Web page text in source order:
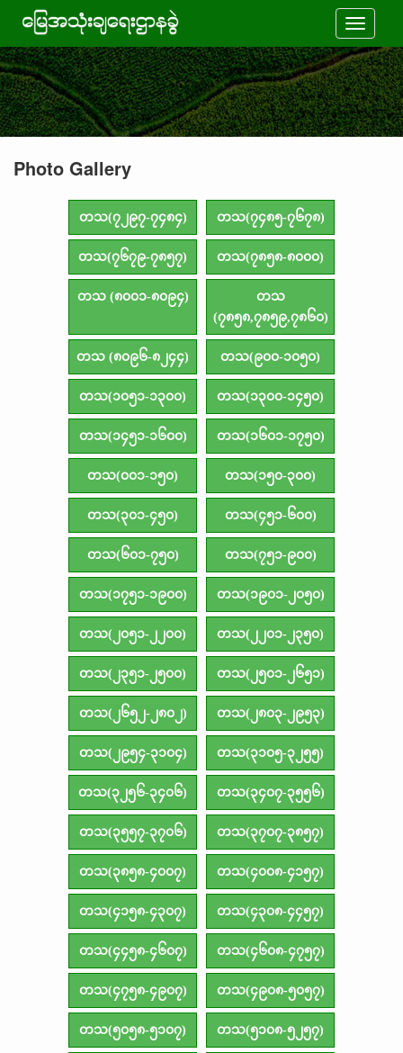
Toggle
Photo Gallery
တသ(၇၂၉၇-၇၄၈၄) တသ(၇၄၈၅-၇၆၇၈)
တသ(၇၆၇၉-၇၈၅၇) တသ(၇၈၅၈-၈၀၀၀)
တသ (၈၀၀၁-၈၀၉၄)
တသ
(၇၈၅၈,၇၈၅၉,၇၈၆၀)
တသ (၈၀၉၆-၈၂၄၄) တသ(၉၀၀-၁၀၅၀)
တသ(၁၀၅၁-၁၃၀၀) တသ(၁၃၀၀-၁၄၅၀)
တသ(၁၄၅၁-၁၆၀၀) တသ(၁၆၀၁-၁၇၅၀)
တသ(၀၀၁-၁၅၀) တသ(၁၅၀-၃၀၀)
တသ(၃၀၁-၄၅၀) တသ(၄၅၁-၆၀၀)
တသ(၆၀၁-၇၅၀) တသ(၇၅၁-၉၀၀)
တသ(၁၇၅၁-၁၉၀၀) တသ(၁၉၀၁-၂၀၅၀)
တသ(၂၀၅၁-၂၂၀၀) တသ(၂၂၀၁-၂၃၅၀)
တသ(၂၃၅၁-၂၅၀၀) တသ(၂၅၀၁-၂၆၅၁)
တသ(၂၆၅၂-၂၈၀၂) တသ(၂၈၀၃-၂၉၅၃)
တသ(၂၉၅၄-၃၁၀၄) တသ(၃၁၀၅-၃၂၅၅)
တသ(၃၂၅၆-၃၄၀၆) တသ(၃၄၀၇-၃၅၅၆)
တသ(၃၅၅၇-၃၇၀၆) တသ(၃၇၀၇-၃၈၅၇)
တသ(၃၈၅၈-၄၀၀၇) တသ(၄၀၀၈-၄၁၅၇)
တသ(၄၁၅၈-၄၃၀၇) တသ(၄၃၀၈-၄၄၅၇)
တသ(၄၄၅၈-၄၆၀၇) တသ(၄၆၀၈-၄၇၅၇)
တသ(၄၇၅၈-၄၉၀၇) တသ(၄၉၀၈-၅၀၅၇)
တသ(၅၀၅၈-၅၁၀၇) တသ(၅၁၀၈-၅၂၅၇)